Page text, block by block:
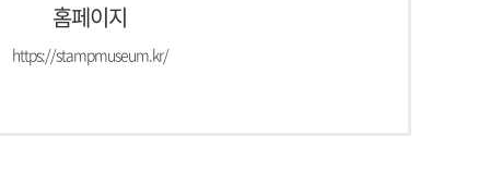
홈페이지
https://stampmuseum.kr/